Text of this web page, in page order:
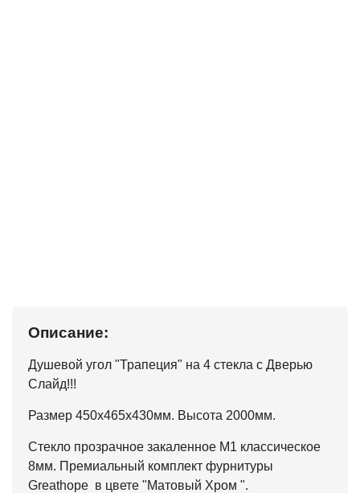
Описание:
Душевой угол "Трапеция" на 4 стекла с Дверью
Слайд!!!
Размер 450х465х430мм. Высота 2000мм.
Стекло прозрачное закаленное М1 классическое
8мм. Премиальный комплект фурнитуры
Greathope в цвете "Матовый Хром ".